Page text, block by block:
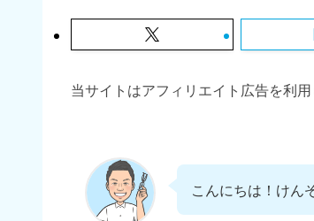
当サイトはアフィリエイト広告を利用
こんにちは！けん